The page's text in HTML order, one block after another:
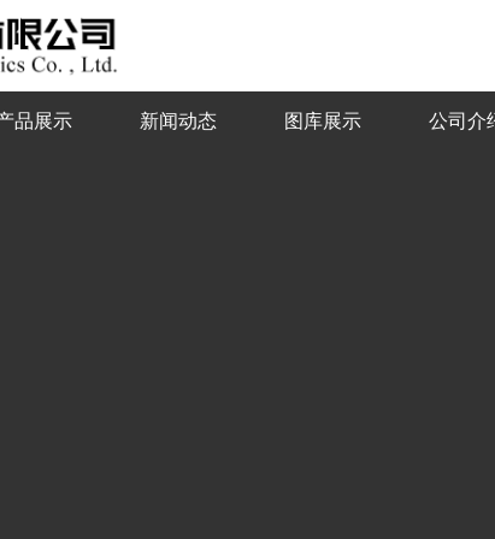
品展示 新闻动态 图库展示 公司介